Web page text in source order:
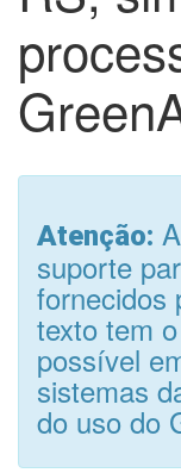
Atenção:
suporte
fornecidos
texto tem
possível
sistemas
do uso do